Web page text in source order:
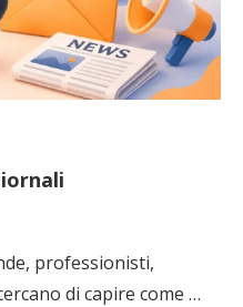
professionisti,
di capire come …